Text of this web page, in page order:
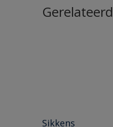
Sikkens